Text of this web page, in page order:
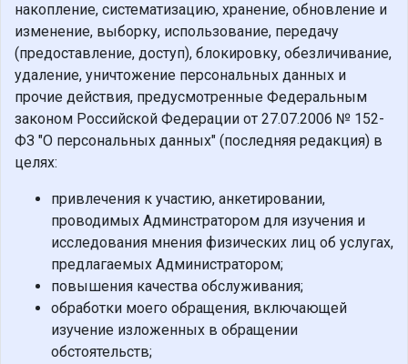
накопление, систематизацию, хранение, обновление и
изменение, выборку, использование, передачу
(предоставление, доступ), блокировку, обезличивание,
удаление, уничтожение персональных данных и
прочие действия, предусмотренные Федеральным
законом Российской Федерации от 27.07.2006 № 152-
ФЗ "О персональных данных" (последняя редакция) в
целях:
привлечения к участию, анкетировании,
проводимых Админстратором для изучения и
исследования мнения физических лиц об услугах,
предлагаемых Администратором;
повышения качества обслуживания;
обработки моего обращения, включающей
изучение изложенных в обращении
обстоятельств;